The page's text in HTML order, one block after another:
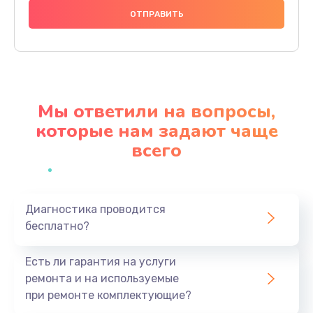
666 руб.
Заказать
Замена процессора телефона
Восстановление данных телефона
Заказать
Мы ответили на вопросы,
которые нам задают чаще
всего
Диагностика проводится
бесплатно?
Есть ли гарантия на услуги
ремонта и на используемые
при ремонте комплектующие?